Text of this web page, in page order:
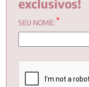
exclusivos!
SEU NOME:*